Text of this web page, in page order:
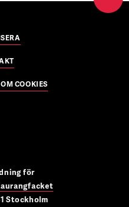
COOKIES
för
Stockholm